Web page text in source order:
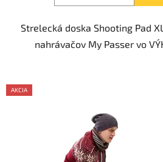
Strelecká doska Shooting Pad
nahrávačov My Passer vo
AKCIA